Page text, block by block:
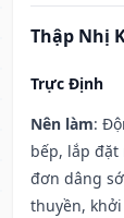
Thập Nhị
Trực Định
Nên làm:
bếp, lắp đặt
đơn dâng
thuyền,